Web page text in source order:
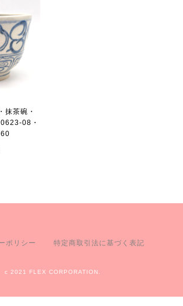
抹茶碗・
08・
ポリシー 特定商取引法に基づく表記
c 2021 FLEX CORPORATION.